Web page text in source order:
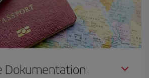
Dokumentation